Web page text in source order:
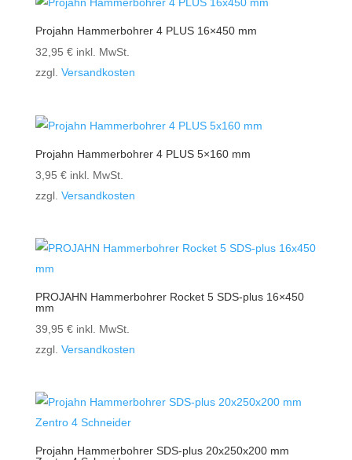
Projahn Hammerbohrer 4 PLUS 16×450 mm
32,95 € inkl. MwSt.
zzgl. Versandkosten
Projahn Hammerbohrer 4 PLUS 5×160 mm
3,95 € inkl. MwSt.
zzgl. Versandkosten
PROJAHN Hammerbohrer Rocket 5 SDS-plus 16×450
mm
39,95 € inkl. MwSt.
zzgl. Versandkosten
Projahn Hammerbohrer SDS-plus 20x250x200 mm